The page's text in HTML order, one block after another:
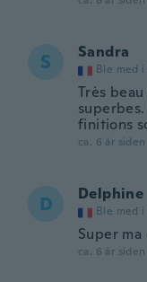
S Sandra
Ble med i
Très
finitions
ca. 6 år siden
D Delphine
Ble med i
Super
ca. 6 år siden